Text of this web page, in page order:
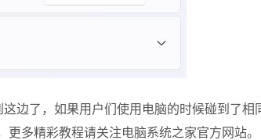
了，如果用户们使用电脑的时候碰到了相
多精彩教程请关注电脑系统之家官方网站。